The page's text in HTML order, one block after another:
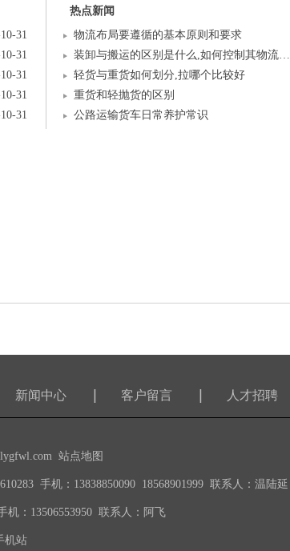
31
31
31
31
31
热点新闻
物流布局要遵循的基本原则和要求
装卸与搬运的区别是什么,如何控制其物流…
轻货与重货如何划分,拉哪个比较好
重货和轻抛货的区别
公路运输货车日常养护常识
新闻中心 客户留言 人才招聘
站点地图
手机：13838850090 18568901999 联系人：温陆延
机：13506553950 联系人：阿飞
机站